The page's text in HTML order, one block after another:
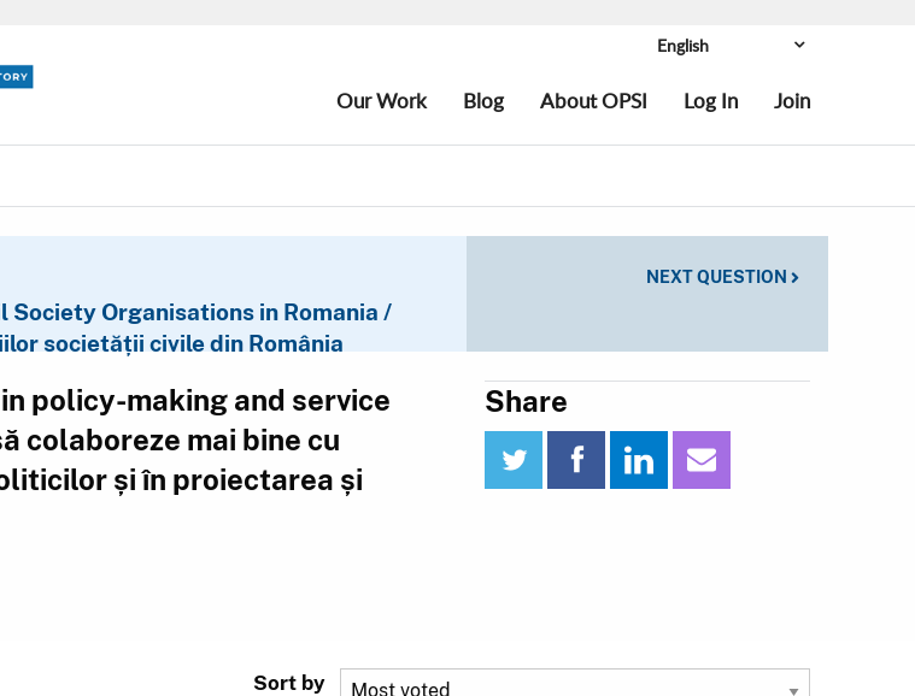
Language:
Our Work
H2020
Toolkit Navigator
Publications
Blog About OPSI Log In Join
Society Organisations in Romania /
societății civile din România
NEXT QUESTION
policy-making and service
colaboreze mai bine cu
și în proiectarea și
Share
twitter facebooklinkedin email
Sort by